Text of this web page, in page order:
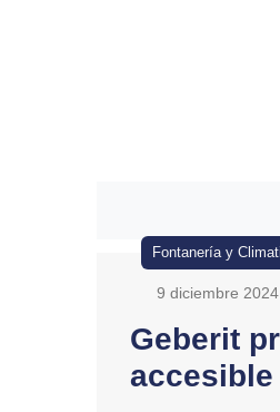
Fontanería y
9 diciembre 2024
Geberit
accesible